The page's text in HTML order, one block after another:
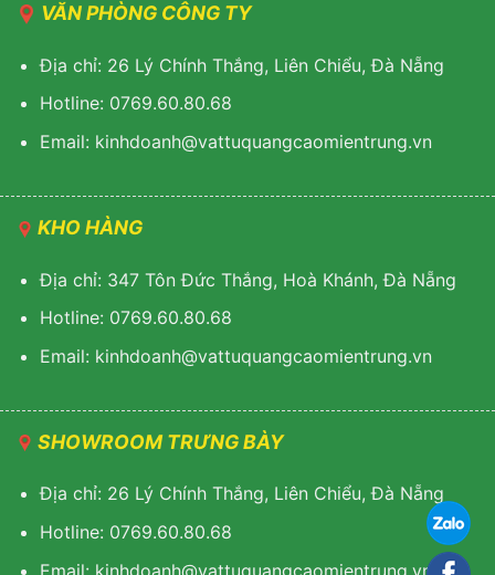
VĂN PHÒNG CÔNG TY
Địa chỉ: 26 Lý Chính Thắng, Liên Chiểu, Đà Nẵng
Hotline: 0769.60.80.68
Email: kinhdoanh@vattuquangcaomientrung.vn
KHO HÀNG
Địa chỉ: 347 Tôn Đức Thắng, Hoà Khánh, Đà Nẵng
Hotline: 0769.60.80.68
Email: kinhdoanh@vattuquangcaomientrung.vn
SHOWROOM TRƯNG BÀY
Địa chỉ: 26 Lý Chính Thắng, Liên Chiểu, Đà Nẵng
Hotline: 0769.60.80.68
Email: kinhdoanh@vattuquangcaomientrung.vn